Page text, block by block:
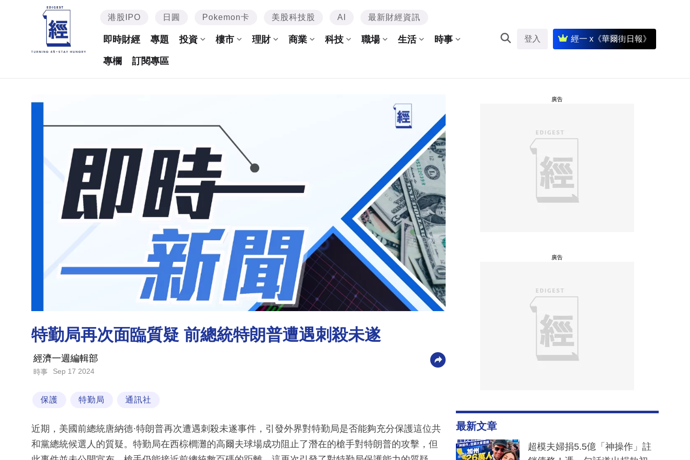
港股IPO 日圓 Pokemon卡 美股科技股 AI 最新財經資訊
即時財經 專題 投資 樓市 理財 商業 科技 職場 生活 時事
專欄 訂閱專區
登入 經一 x《華爾街日報》
特勤局再次面臨質疑 前總統特朗普遭遇刺殺未遂
經濟一週編輯部
時事 Sep 17 2024
保護 特勤局 通訊社
近期，美國前總統唐納德·特朗普再次遭遇刺殺未遂事件，引發外界對特勤局是否能夠充分保護這位共
和黨總統候選人的質疑。特勤局在西棕櫚灘的高爾夫球場成功阻止了潛在的槍手對特朗普的攻擊，但
廣告
廣告
最新文章
超模夫婦捐5.5億「神操作」註